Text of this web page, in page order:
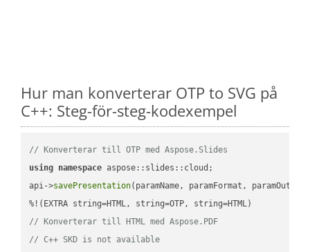
Hur man konverterar OTP to SVG på
C++: Steg-för-steg-kodexempel
// Konverterar till OTP med Aspose.Slides
using namespace aspose::slides::cloud;
api->savePresentation(paramName, paramFormat,
// Konverterar till HTML med Aspose.PDF
// C++ SKD is not available